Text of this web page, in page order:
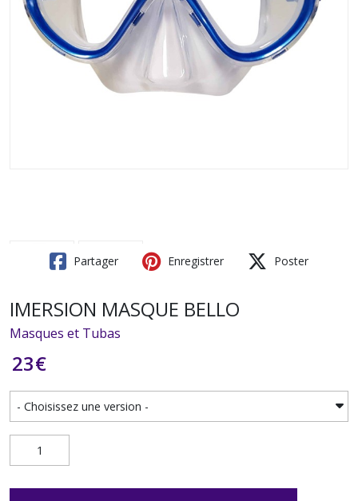
Partager Enregistrer Poster
IMERSION MASQUE BELLO
Masques et Tubas
23€